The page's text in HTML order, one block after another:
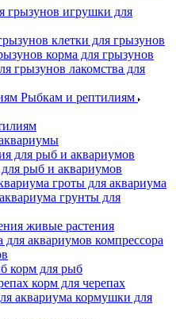
игрушки для
клетки для грызунов
корма для грызунов
лакомства для
Рыбкам и рептилиям
рыб и аквариумов
гроты для аквариума
грунты для
живые растения
компрессора
корм для рыб
корм для черепах
кормушки для